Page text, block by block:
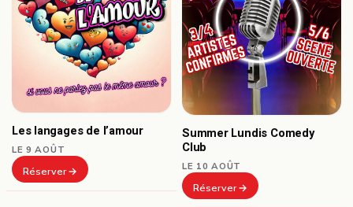
Les langages de l’amour
LE 9 AOÛT
Réserver
Summer Lundis Comedy
Club
LE 10 AOÛT
Réserver